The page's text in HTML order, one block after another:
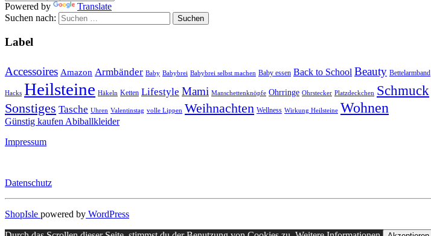
Powered by
Translate
Suchen nach:
Label
Accessoires Amazon Armbänder Baby Babybrei Babybrei selbst machen Baby essen Back to School Beauty Bettelarmband
Hacks Heilsteine Häkeln Ketten Lifestyle Mami Manschettenknöpfe Ohrringe Ohrstecker Platzdeckchen Schmuck
Sonstiges Tasche Uhren Valentinstag volle Lippen Weihnachten Wellness Wirkung Heilsteine Wohnen
Günstig kaufen Abiballkleider
Impressum
Datenschutz
ShopIsle powered by WordPress